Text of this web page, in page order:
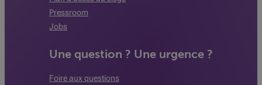
Pressroom
Jobs
Une question ? Une urgence ?
Foire aux questions